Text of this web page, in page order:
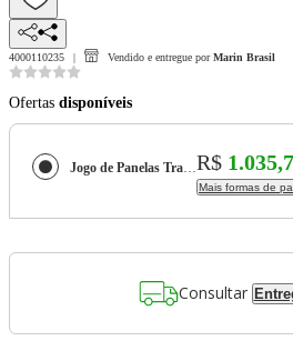
4000110235 Vendido e entregue por Marin Brasil
Ofertas disponíveis
Jogo de Panelas Tramontina Spezia 5 Peças Indução Alumínio Starflon AreiaR$
Mais formas de
Consultar